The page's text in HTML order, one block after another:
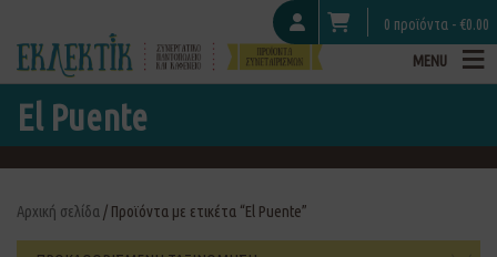
0 προϊόντα - €0.00
MENU
El Puente
Αρχική σελίδα / Προϊόντα με ετικέτα “El Puente”